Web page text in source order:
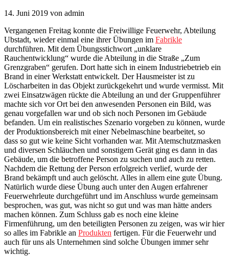
14. Juni 2019 von admin
Vergangenen Freitag konnte die Freiwillige Feuerwehr, Abteilung
Ubstadt, wieder einmal eine ihrer Übungen im Fabrikle
durchführen. Mit dem Übungsstichwort „unklare
Rauchentwicklung“ wurde die Abteilung in die Straße „Zum
Grenzgraben“ gerufen. Dort hatte sich in einem Industriebetrieb ein
Brand in einer Werkstatt entwickelt. Der Hausmeister ist zu
Löscharbeiten in das Objekt zurückgekehrt und wurde vermisst. Mit
zwei Einsatzwägen rückte die Abteilung an und der Gruppenführer
machte sich vor Ort bei den anwesenden Personen ein Bild, was
genau vorgefallen war und ob sich noch Personen im Gebäude
befanden. Um ein realistisches Szenario vorgeben zu können, wurde
der Produktionsbereich mit einer Nebelmaschine bearbeitet, so
dass so gut wie keine Sicht vorhanden war. Mit Atemschutzmasken
und diversen Schläuchen und sonstigem Gerät ging es dann in das
Gebäude, um die betroffene Person zu suchen und auch zu retten.
Nachdem die Rettung der Person erfolgreich verlief, wurde der
Brand bekämpft und auch gelöscht. Alles in allem eine gute Übung.
Natürlich wurde diese Übung auch unter den Augen erfahrener
Feuerwehrleute durchgeführt und im Anschluss wurde gemeinsam
besprochen, was gut, was nicht so gut und was man hätte anders
machen können. Zum Schluss gab es noch eine kleine
Firmenführung, um den beteiligten Personen zu zeigen, was wir hier
so alles im Fabrikle an Produkten fertigen. Für die Feuerwehr und
auch für uns als Unternehmen sind solche Übungen immer sehr
wichtig.